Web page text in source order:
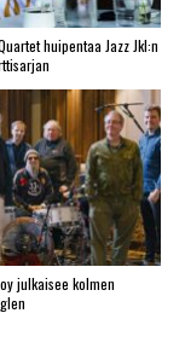
huipentaa Jazz Jkl:n
julkaisee kolmen